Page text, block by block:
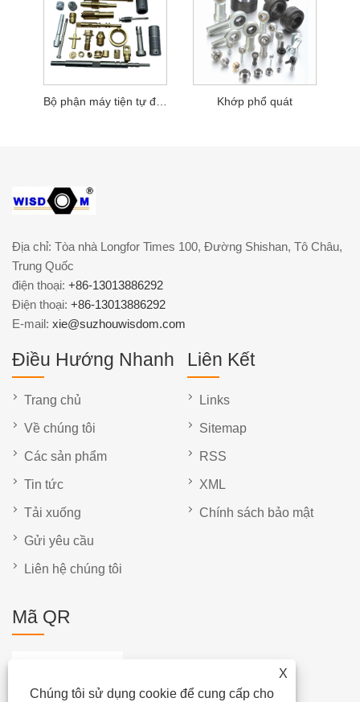
Bộ phận máy tiện tự động chính xác CNC Khớp phổ quát
X
Chúng tôi sử dụng cookie để cung cấp cho
Địa chỉ: Tòa nhà Longfor Times 100, Đường Shishan, Tô Châu,
Trung Quốc
điện thoại: +86-13013886292
Điện thoại: +86-13013886292
E-mail: xie@suzhouwisdom.com
Điều Hướng Nhanh
Trang chủ
Về chúng tôi
Các sản phẩm
Tin tức
Tải xuống
Gửi yêu cầu
Liên hệ chúng tôi
Liên Kết
Links
Sitemap
RSS
XML
Chính sách bảo mật
Mã QR